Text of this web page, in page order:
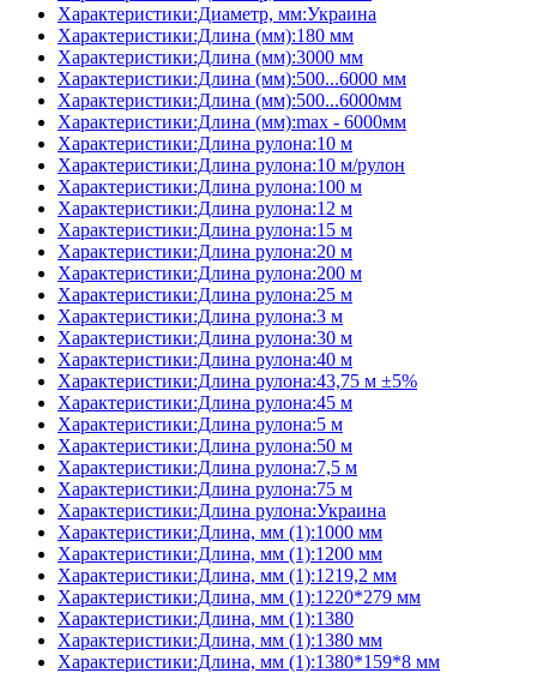
Характеристики:Диаметр, мм:Украина
Характеристики:Длина (мм):180 мм
Характеристики:Длина (мм):3000 мм
Характеристики:Длина (мм):500...6000 мм
Характеристики:Длина (мм):500...6000мм
Характеристики:Длина (мм):max - 6000мм
Характеристики:Длина рулона:10 м
Характеристики:Длина рулона:10 м/рулон
Характеристики:Длина рулона:100 м
Характеристики:Длина рулона:12 м
Характеристики:Длина рулона:15 м
Характеристики:Длина рулона:20 м
Характеристики:Длина рулона:200 м
Характеристики:Длина рулона:25 м
Характеристики:Длина рулона:3 м
Характеристики:Длина рулона:30 м
Характеристики:Длина рулона:40 м
Характеристики:Длина рулона:43,75 м ±5%
Характеристики:Длина рулона:45 м
Характеристики:Длина рулона:5 м
Характеристики:Длина рулона:50 м
Характеристики:Длина рулона:7,5 м
Характеристики:Длина рулона:75 м
Характеристики:Длина рулона:Украина
Характеристики:Длина, мм (1):1000 мм
Характеристики:Длина, мм (1):1200 мм
Характеристики:Длина, мм (1):1219,2 мм
Характеристики:Длина, мм (1):1220*279 мм
Характеристики:Длина, мм (1):1380
Характеристики:Длина, мм (1):1380 мм
Характеристики:Длина, мм (1):1380*159*8 мм